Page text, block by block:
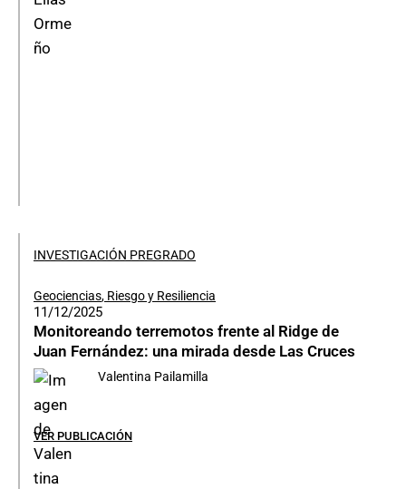
INVESTIGACIÓN PREGRADO
Geociencias, Riesgo y Resiliencia
11/12/2025
Monitoreando terremotos frente al Ridge de
Juan Fernández: una mirada desde Las Cruces
Valentina Pailamilla
VER PUBLICACIÓN